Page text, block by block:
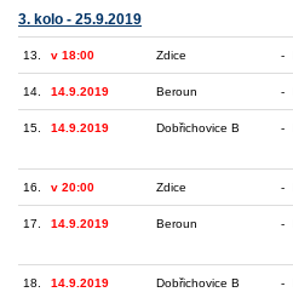
3. kolo - 25.9.2019
13. v 18:00 Zdice -
14. 14.9.2019 Beroun -
15. 14.9.2019 Dobřichovice B -
16. v 20:00 Zdice -
17. 14.9.2019 Beroun -
18. 14.9.2019 Dobřichovice B -